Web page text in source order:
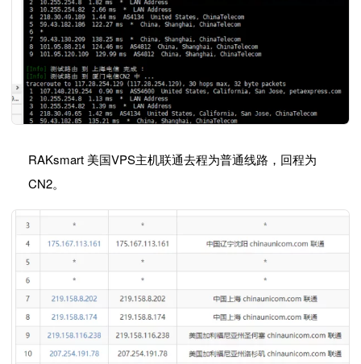
RAKsmart 美国VPS主机联通去程为普通线路，回程为
CN2。